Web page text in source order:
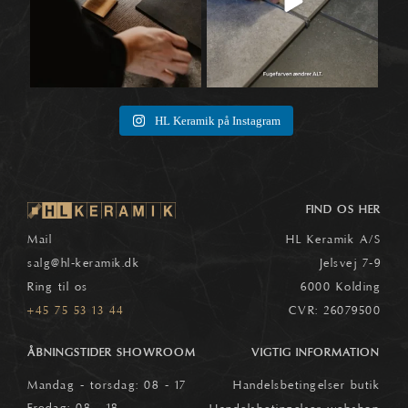
HL Keramik på Instagram
Mail
salg@hl-keramik.dk
Ring til os
+45 75 53 13 44
FIND OS HER
HL Keramik A/S
Jelsvej 7-9
6000 Kolding
CVR: 26079500
ÅBNINGSTIDER SHOWROOM
Mandag - torsdag: 08 - 17
VIGTIG INFORMATION
Handelsbetingelser butik